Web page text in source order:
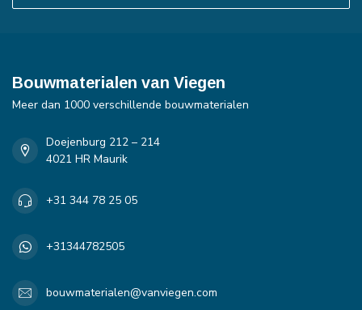
Bouwmaterialen van Viegen
Meer dan 1000 verschillende bouwmaterialen
Doejenburg 212 – 214
4021 HR Maurik
+31 344 78 25 05
+31344782505
bouwmaterialen@vanviegen.com